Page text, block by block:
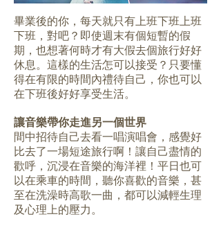
畢業後的你，每天就只有上班下班上班
下班，對吧？即使週末有個短暫的假
期，也想著何時才有大假去個旅行好好
休息。這樣的生活怎可以接受？只要懂
得在有限的時間內禮待自己，你也可以
在下班後好好享受生活。
讓音樂帶你走進另一個世界
間中招待自己去看一唱演唱會，感覺好
比去了一場短途旅行啊！讓自己盡情的
歡呼，沉浸在音樂的海洋裡！平日也可
以在乘車的時間，聽你喜歡的音樂，甚
至在洗澡時高歌一曲，都可以減輕生理
及心理上的壓力。